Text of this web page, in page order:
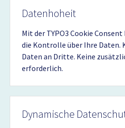
Datenhoheit
Mit der TYPO3 Cookie
die Kontrolle über Ihre Daten.
Daten an Dritte. Keine
erforderlich.
Dynamische